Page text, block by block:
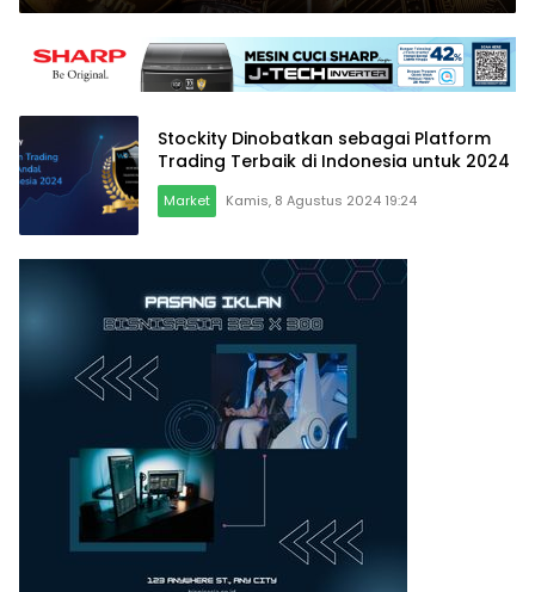
Stockity Dinobatkan sebagai Platform
Trading Terbaik di Indonesia untuk 2024
Market Kamis, 8 Agustus 2024 19:24